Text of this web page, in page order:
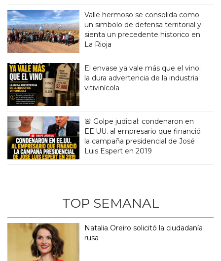
Valle hermoso se consolida como
un simbolo de defensa territorial y
sienta un precedente historico en
La Rioja
El envase ya vale más que el vino:
la dura advertencia de la industria
vitivinícola
🚨 Golpe judicial: condenaron en
EE.UU. al empresario que financió
la campaña presidencial de José
Luis Espert en 2019
TOP SEMANAL
Natalia Oreiro solicitó la ciudadanía
rusa